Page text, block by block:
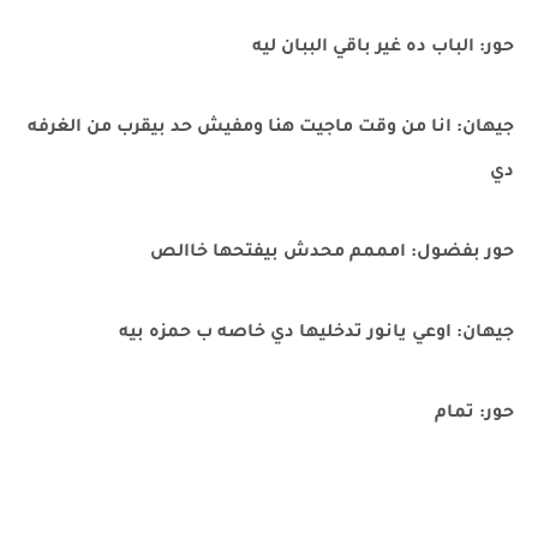
حور: الباب ده غير باقي الببان ليه
جيهان: انا من وقت ماجيت هنا ومفيش حد بيقرب من الغرفه
دي
حور بفضول: امممم محدش بيفتحها خاالص
جيهان: اوعي يانور تدخليها دي خاصه ب حمزه بيه
حور: تمام